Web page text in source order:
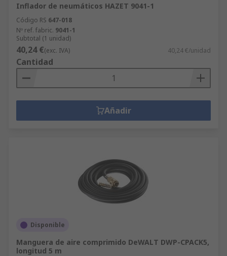
Inflador de neumáticos HAZET 9041-1
Código RS 647-018
Nº ref. fabric. 9041-1
Subtotal (1 unidad)
40,24 €(exc. IVA) 40,24 €/unidad
Cantidad
Añadir
Disponible
Manguera de aire comprimido DeWALT DWP-CPACK5,
longitud 5 m